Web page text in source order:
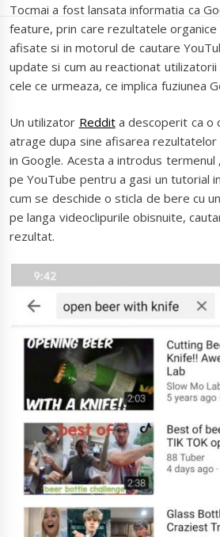
Tocmai a fost lansata informatia ca
feature, prin care rezultatele
afisate si in motorul de cautare
update si cum au reactionat utilizatorii
cele ce urmeaza, ce implica fuziunea
Un utilizator Reddita descoperit ca o
atrage dupa sine afisarea
in Google. Acesta a introdus termenul
pe YouTube pentru a gasi un tutorial
cum se deschide o sticla de bere cu
pe langa videoclipurile obisnuite,
rezultat.